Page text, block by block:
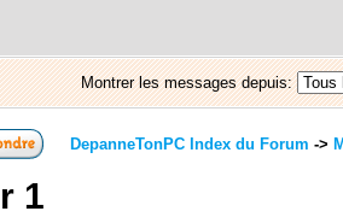
Montrer les messages depuis:
DepanneTonPC Index du Forum ->
1